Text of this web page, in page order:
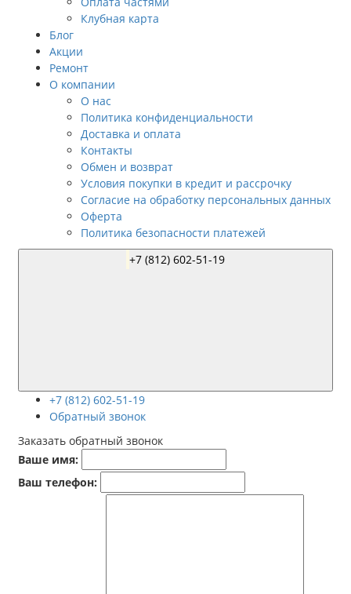
Клубная карта
Блог
Акции
Ремонт
О компании
О нас
Политика конфиденциальности
Доставка и оплата
Контакты
Обмен и возврат
Условия покупки в кредит и рассрочку
Согласие на обработку персональных данных
Оферта
Политика безопасности платежей
+7 (812) 602-51-19
Обратный звонок
Заказать обратный звонок
Ваше имя:
Ваш телефон: